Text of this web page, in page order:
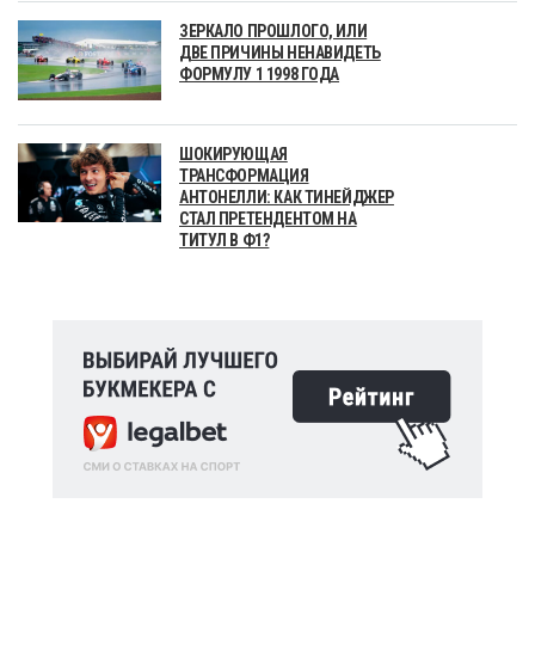
ЗЕРКАЛО ПРОШЛОГО, ИЛИ
ДВЕ ПРИЧИНЫ НЕНАВИДЕТЬ
ФОРМУЛУ 1 1998 ГОДА
ШОКИРУЮЩАЯ
ТРАНСФОРМАЦИЯ
АНТОНЕЛЛИ: КАК ТИНЕЙДЖЕР
СТАЛ ПРЕТЕНДЕНТОМ НА
ТИТУЛ В Ф1?